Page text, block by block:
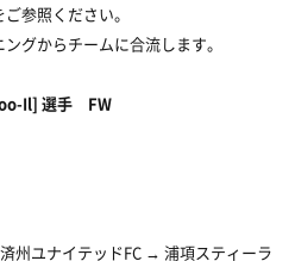
参照ください。
グからチームに合流します。
Il] 選手 FW
州ユナイテッドFC → 浦項スティーラ